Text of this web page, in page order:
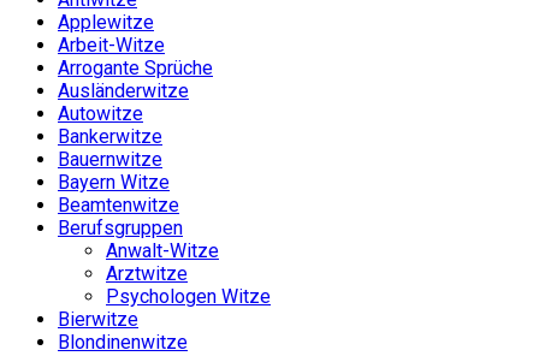
Applewitze
Arbeit-Witze
Arrogante Sprüche
Ausländerwitze
Autowitze
Bankerwitze
Bauernwitze
Bayern Witze
Beamtenwitze
Berufsgruppen
Anwalt-Witze
Arztwitze
Psychologen Witze
Bierwitze
Blondinenwitze